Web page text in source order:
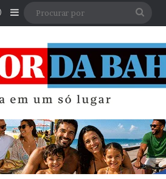
EntrarBarra Lateral